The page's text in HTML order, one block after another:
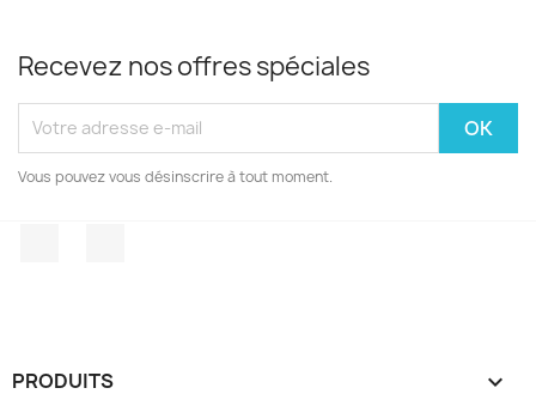
Recevez nos offres spéciales
Vous pouvez vous désinscrire à tout moment.
PRODUITS 